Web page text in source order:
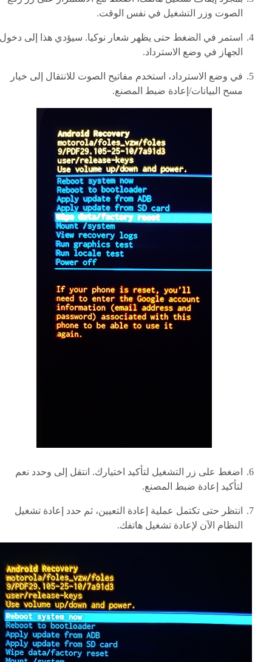
الصوت وزر التشغيل في نفس الوقت.
استمر في الضغط حتى يظهر شعار نوكيا. سيؤدي هذا إلى دخول
الجهاز في وضع الاسترداد.
في وضع الاسترداد، استخدم مفاتيح الصوت للانتقال إلى خيار
مسح البيانات/إعادة ضبط المصنع.
اضغط على زر التشغيل لتأكيد اختيارك. انتقل إلى وحدد نعم
لتأكيد إعادة ضبط المصنع.
انتظر حتى تكتمل عملية إعادة التعيين، ثم حدد إعادة تشغيل
النظام الآن لإعادة تشغيل هاتفك.